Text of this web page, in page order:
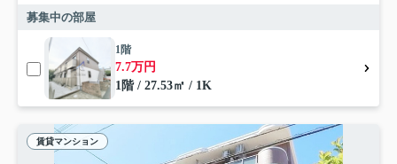
募集中の部屋
1階
7.7万円
1階 / 27.53㎡ / 1K
賃貸マンション